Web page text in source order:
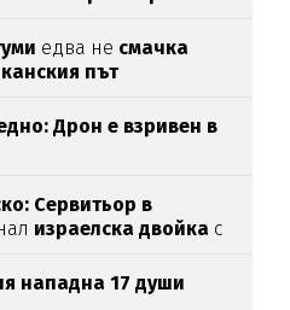
едва нe смачка
път
Дрон е взривен в
Сервитьор в
израелска двойка с
нападна 17 души